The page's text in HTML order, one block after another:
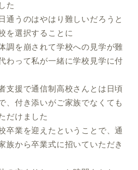
た
通うのはやはり難しいだろうと
を選択することに
調を崩されて学校への見学が難
わって私が一緒に学校見学に付
支援で通信制高校さんとは日頃
、付き添いがご家族でなくても
だけました
卒業を迎えたということで、通
族から卒業式に招いていただき